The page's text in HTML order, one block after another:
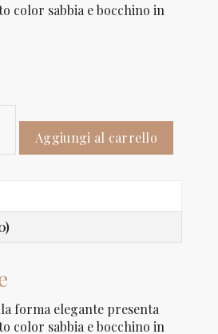
color sabbia e bocchino in
Poyat
339
Aggiungi al carrello
forma elegante presenta
color sabbia e bocchino in